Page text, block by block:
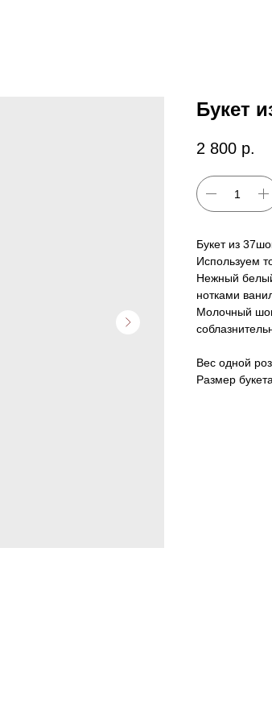
Букет
2 800 р.
Букет из
Используем
Нежный
нотками
Молочный
Вес одной
Размер